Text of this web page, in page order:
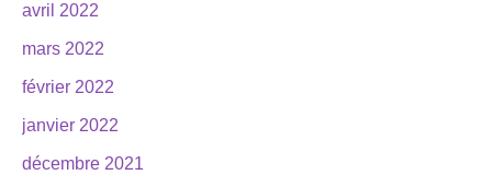
avril 2022
mars 2022
février 2022
janvier 2022
décembre 2021